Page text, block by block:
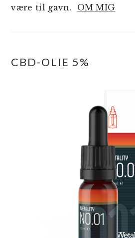
være til gavn. OM MIG
CBD-OLIE 5%